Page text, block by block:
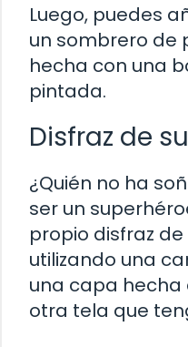
Luego, puedes
un sombrero de
hecha con una
pintada.
Disfraz de
¿Quién no ha
ser un
propio disfraz
utilizando una
una capa hecha
otra tela que